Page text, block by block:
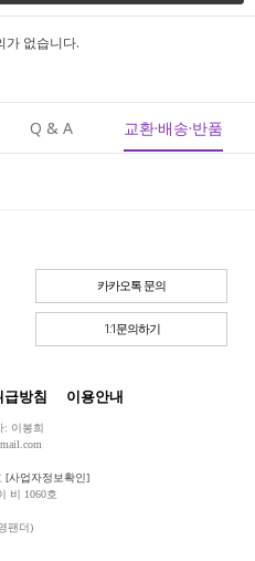
가 없습니다.
Q & A 교환·배송·반품
카카오톡 문의
1:1문의하기
방침 이용안내
: 이봉희
[사업자정보확인]
비 1060호
팬더)